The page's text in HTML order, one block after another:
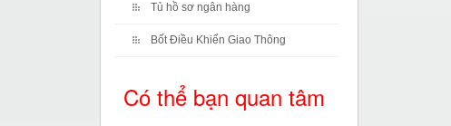
Tủ hồ sơ ngân hàng
Bốt Điều Khiển Giao Thông
Có thể bạn quan tâm